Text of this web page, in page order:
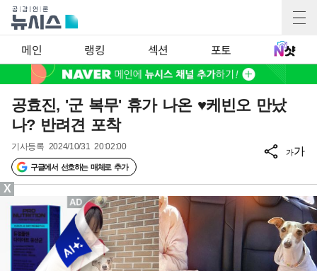
메인 랭킹 섹션 포토
공효진, '군 복무' 휴가 나온 ♥케빈오 만났
나? 반려견 포착
기사등록 2024/10/31 20:02:00
구글에서 선호하는 매체로 추가
가가
X